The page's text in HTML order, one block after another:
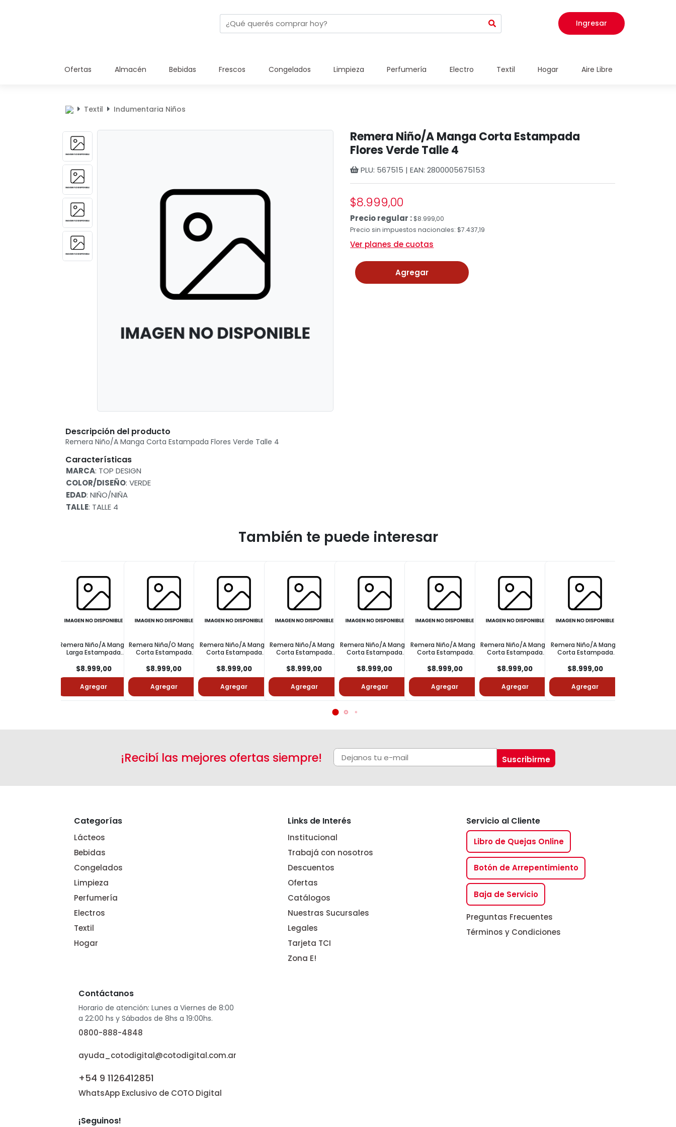
Ingresar
Ofertas Almacén Bebidas Frescos Congelados Limpieza Perfumería Electro Textil Hogar Aire Libre
Textil Indumentaria Niños
Remera Niño/A Manga Corta Estampada
Flores Verde Talle 4
PLU: 567515 | EAN: 2800005675153
$8.999,00
Precio regular : $8.999,00
Precio sin impuestos nacionales: $7.437,19
Ver planes de cuotas
Agregar
Descripción del producto
Remera Niño/A Manga Corta Estampada Flores Verde Talle 4
Características
MARCA: TOP DESIGN
COLOR/DISEÑO: VERDE
EDAD: NIÑO/NIÑA
TALLE: TALLE 4
También te puede interesar
Remera Niña/O Manga
Corta Estampada
$8.999,00
Agregar
Remera Niño/A Manga
Corta Estampada
$8.999,00
Agregar
Remera Niño/A Manga
Corta Estampada
$8.999,00
Agregar
Remera Niño/A Manga
Corta Estampada
$8.999,00
Agregar
Remera Niño/A Manga
Corta Estampada
$8.999,00
Agregar
Remera Niño/A Manga
Corta Estampada
$8.999,00
Agregar
Remera Niño/A Manga
Corta Estampada
$8.999,00
Agregar
Remera Niño/A Manga
Corta Estampada
$8.999,00
Agregar
¡Recibí las mejores ofertas siempre!
Categorías
Lácteos
Bebidas
Congelados
Limpieza
Perfumería
Electros
Textil
Hogar
Links de Interés
Institucional
Trabajá con nosotros
Descuentos
Ofertas
Catálogos
Nuestras Sucursales
Legales
Tarjeta TCI
Zona E!
Servicio al Cliente
Libro de Quejas Online
Botón de Arrepentimiento
Baja de Servicio
Preguntas Frecuentes
Términos y Condiciones
Contáctanos
Horario de atención: Lunes a Viernes de 8:00
a 22:00 hs y Sábados de 8hs a 19:00hs.
0800-888-4848
ayuda_cotodigital@cotodigital.com.ar
+54 9 1126412851
WhatsApp Exclusivo de COTO Digital
¡Seguinos!